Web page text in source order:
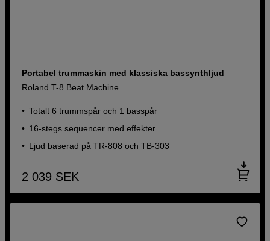
Portabel trummaskin med klassiska bassynthljud
Roland T-8 Beat Machine
Totalt 6 trummspår och 1 basspår
16-stegs sequencer med effekter
Ljud baserad på TR-808 och TB-303
2 039 SEK